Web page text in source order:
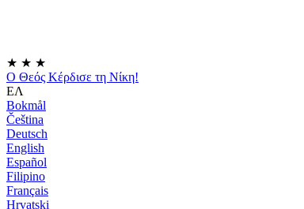
★ ★ ★
Ο Θεός Κέρδισε τη Νίκη!
ΕΛ
Bokmål
Čeština
Deutsch
English
Español
Filipino
Français
Hrvatski